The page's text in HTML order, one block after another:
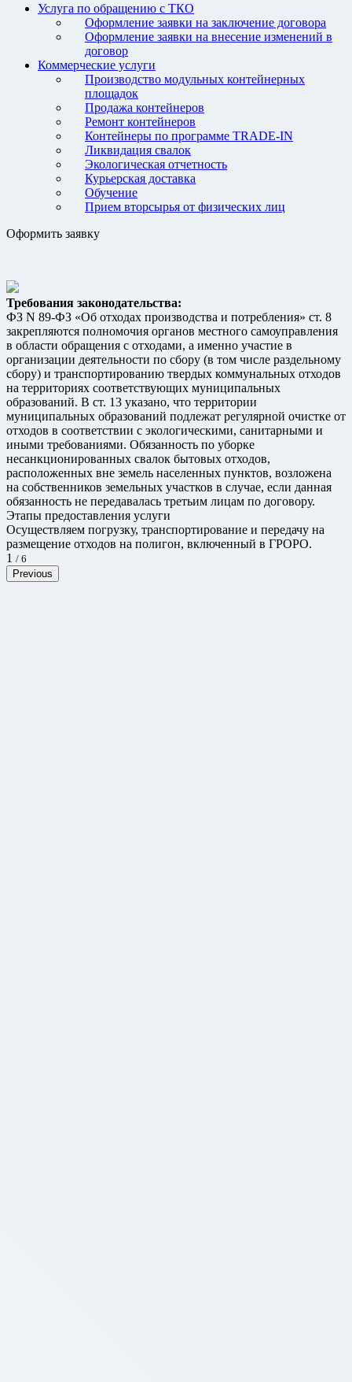
Услуга по обращению с ТКО
Оформление заявки на заключение договора
Оформление заявки на внесение изменений в
договор
Коммерческие услуги
Производство модульных контейнерных
площадок
Продажа контейнеров
Ремонт контейнеров
Контейнеры по программе TRADE-IN
Ликвидация свалок
Экологическая отчетность
Курьерская доставка
Обучение
Прием вторсырья от физических лиц
Оформить заявку
Требования законодательства:
ФЗ N 89-ФЗ «Об отходах производства и потребления» ст. 8
закрепляются полномочия органов местного самоуправления
в области обращения с отходами, а именно участие в
организации деятельности по сбору (в том числе раздельному
сбору) и транспортированию твердых коммунальных отходов
на территориях соответствующих муниципальных
образований. В ст. 13 указано, что территории
муниципальных образований подлежат регулярной очистке от
отходов в соответствии с экологическими, санитарными и
иными требованиями. Обязанность по уборке
несанкционированных свалок бытовых отходов,
расположенных вне земель населенных пунктов, возложена
на собственников земельных участков в случае, если данная
обязанность не передавалась третьим лицам по договору.
Этапы предоставления услуги
Осуществляем погрузку, транспортирование и передачу на
размещение отходов на полигон, включенный в ГРОРО.
1 / 6
Previous